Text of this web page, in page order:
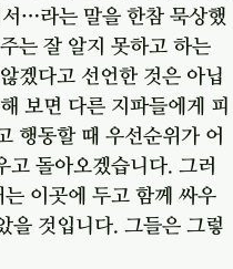
…라는 말을 한참 묵상했
는 잘 알지 못하고 하는
겠다고 선언한 것은 아닙
보면 다른 지파들에게 피
행동할 때 우선순위가 어
고 돌아오겠습니다. 그러
이곳에 두고 함께 싸우
을 것입니다. 그들은 그렇